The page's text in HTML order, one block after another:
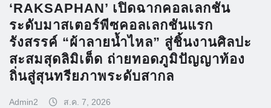
‘RAKSAPHAN’ เปิดฉากคอลเลกชัน
ระดับมาสเตอร์พีซคอลเลกชันแรก
รังสรรค์ “ผ้าลายน้ำไหล” สู่ชิ้นงานศิลปะ
สะสมสุดลิมิเต็ด ถ่ายทอดภูมิปัญญาท้อง
ถิ่นสู่สุนทรียภาพระดับสากล
Admin2 ส.ค. 7, 2026